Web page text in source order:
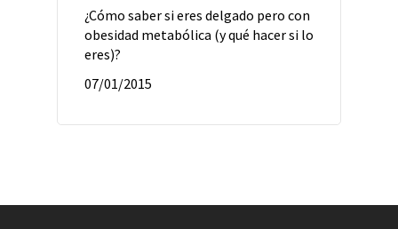
¿Cómo saber si eres delgado pero con
obesidad metabólica (y qué hacer si lo
eres)?
07/01/2015